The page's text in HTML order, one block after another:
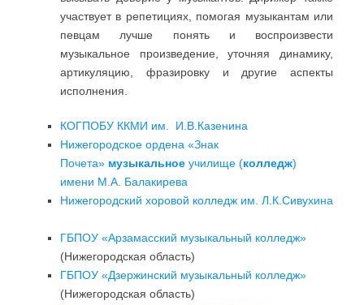
участвует в репетициях, помогая музыкантам или
певцам лучше понять и воспроизвести
музыкальное произведение, уточняя динамику,
артикуляцию, фразировку и другие аспекты
исполнения.
КОГПОБУ ККМИ им. И.В.Казенина
Нижегородское ордена «Знак
Почета» музыкальное училище (колледж)
имени М.А. Балакирева
Нижегородский хоровой колледж им. Л.К.Сивухина
ГБПОУ «Арзамасский музыкальный колледж»
(Нижегородская область)
ГБПОУ «Дзержинский музыкальный колледж»
(Нижегородская область)